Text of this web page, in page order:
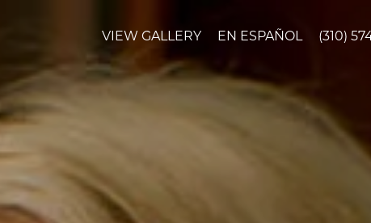
VIEW GALLERY EN ESPAÑOL (310)